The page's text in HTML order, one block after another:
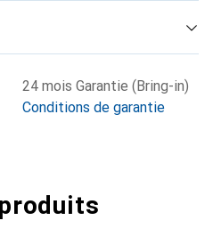
24 mois Garantie (Bring-in)
Conditions de garantie